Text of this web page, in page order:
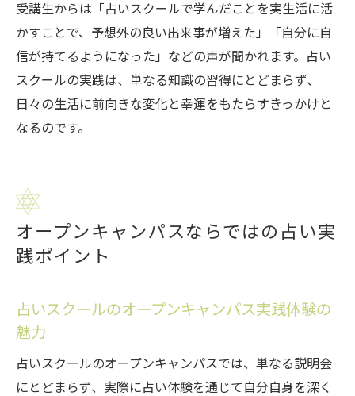
受講生からは「占いスクールで学んだことを実生活に活
かすことで、予想外の良い出来事が増えた」「自分に自
信が持てるようになった」などの声が聞かれます。占い
スクールの実践は、単なる知識の習得にとどまらず、
日々の生活に前向きな変化と幸運をもたらすきっかけと
なるのです。
オープンキャンパスならではの占い実
践ポイント
占いスクールのオープンキャンパス実践体験の
魅力
占いスクールのオープンキャンパスでは、単なる説明会
にとどまらず、実際に占い体験を通じて自分自身を深く